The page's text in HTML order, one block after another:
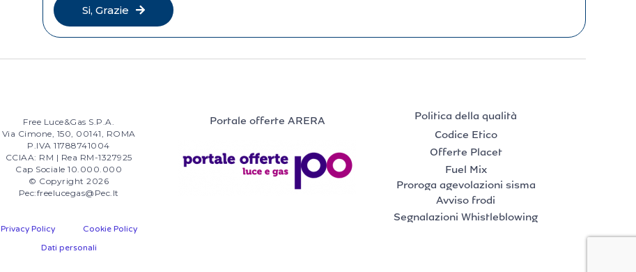
Si, Grazie
Free Luce&Gas S.p.A.
Via Cimone, 150, 00141, ROMA
P.IVA 11788741004
CCIAA: RM | Rea RM-1327925
Cap Sociale 10.000.000
© Copyright 2026
Pec:freelucegas@pec.it
Privacy Policy
Cookie Policy
Dati personali
Portale offerte ARERA
Politica della qualità
Codice Etico
Offerte Placet
Fuel Mix
Proroga agevolazioni sisma
Avviso frodi
Segnalazioni Whistleblowing